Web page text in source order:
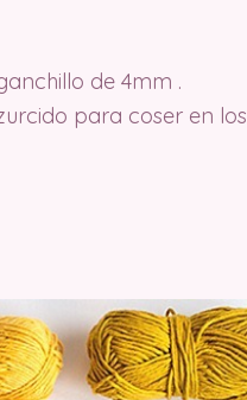
de 4mm .
para coser en los